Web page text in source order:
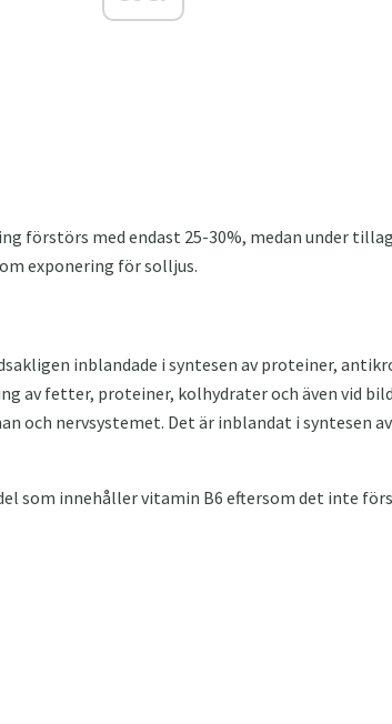
förstörs med endast 25-30%, medan under
exponering för solljus.
inblandade i syntesen av proteiner,
av fetter, proteiner, kolhydrater och även vid
och nervsystemet. Det är inblandat i syntesen
som innehåller vitamin B6 eftersom det inte